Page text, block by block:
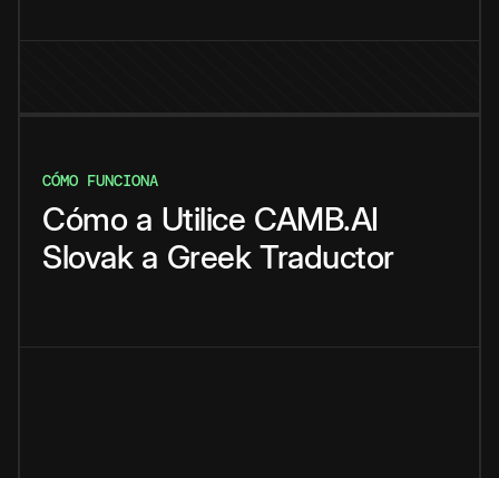
CÓMO FUNCIONA
Cómo a Utilice CAMB.AI
Slovak a Greek Traductor